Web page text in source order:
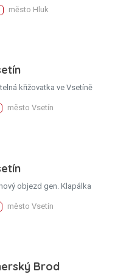
město Hluk
křižovatka ve Vsetíně
město Vsetín
objezd gen. Klapálka
město Vsetín
Brod